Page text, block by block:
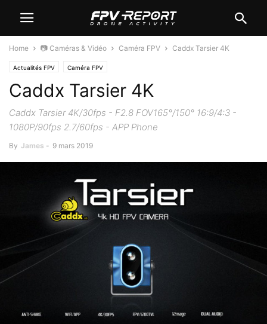
Home 📷 Caméras & Vidéo Caméra FPV Caddx Tarsier 4K
Actualités FPV Caméra FPV
Caddx Tarsier 4K
Caddx Tarsier 4K/30fps - F2.8 FOV165°/150° 16:9/4:3 -
1080P/90fps 2.7/60fps - APP Phone
By James - 9 mars 2019